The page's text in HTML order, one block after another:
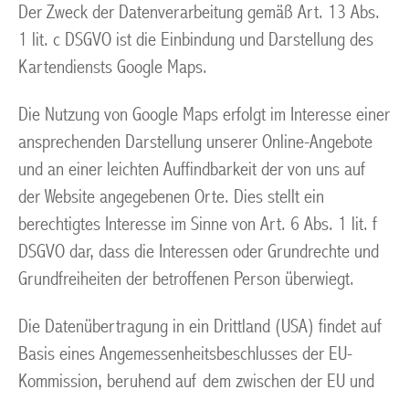
Der Zweck der Datenverarbeitung gemäß Art. 13 Abs.
1 lit. c DSGVO ist die Einbindung und Darstellung des
Kartendiensts Google Maps.
Die Nutzung von Google Maps erfolgt im Interesse einer
ansprechenden Darstellung unserer Online-Angebote
und an einer leichten Auffindbarkeit der von uns auf
der Website angegebenen Orte. Dies stellt ein
berechtigtes Interesse im Sinne von Art. 6 Abs. 1 lit. f
DSGVO dar, dass die Interessen oder Grundrechte und
Grundfreiheiten der betroffenen Person überwiegt.
Die Datenübertragung in ein Drittland (USA) findet auf
Basis eines Angemessenheitsbeschlusses der EU-
Kommission, beruhend auf dem zwischen der EU und